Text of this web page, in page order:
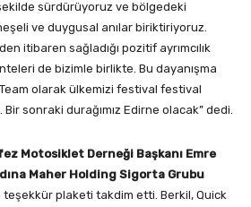
şekilde sürdürüyoruz ve bölgedeki
ve duygusal anılar biriktiriyoruz.
itibaren sağladığı pozitif ayrımcılık
de bizimle birlikte. Bu dayanışma
olarak ülkemizi festival festival
sonraki durağımız Edirne olacak” dedi.
Motosiklet Derneği Başkanı Emre
Maher Holding Sigorta Grubu
teşekkür plaketi takdim etti. Berkil, Quick